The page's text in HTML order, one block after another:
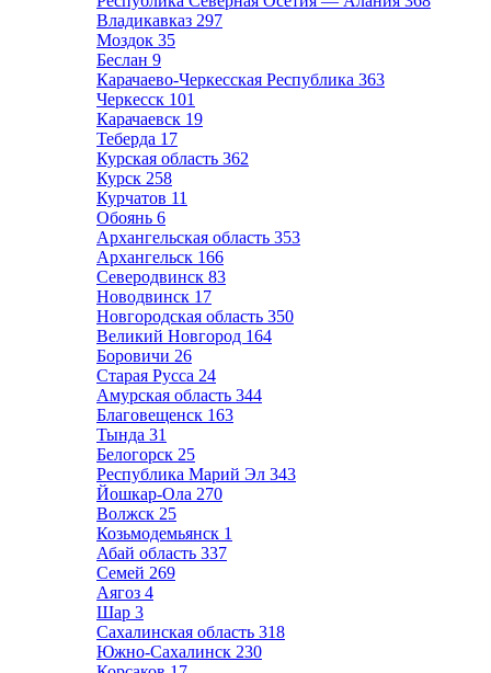
Владикавказ 297
Моздок 35
Беслан 9
Карачаево-Черкесская Республика 363
Черкесск 101
Карачаевск 19
Теберда 17
Курская область 362
Курск 258
Курчатов 11
Обоянь 6
Архангельская область 353
Архангельск 166
Северодвинск 83
Новодвинск 17
Новгородская область 350
Великий Новгород 164
Боровичи 26
Старая Русса 24
Амурская область 344
Благовещенск 163
Тында 31
Белогорск 25
Республика Марий Эл 343
Йошкар-Ола 270
Волжск 25
Козьмодемьянск 1
Абай область 337
Семей 269
Аягоз 4
Шар 3
Сахалинская область 318
Южно-Сахалинск 230